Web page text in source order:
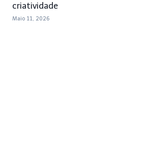
criatividade
Maio 11, 2026